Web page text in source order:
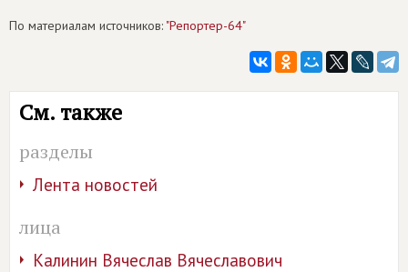
По материалам источников: "Репортер-64"
См. также
разделы
Лента новостей
лица
Калинин Вячеслав Вячеславович